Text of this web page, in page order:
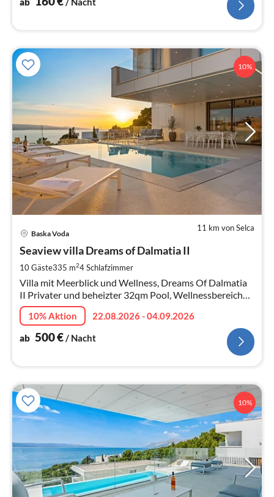
10%
11 km von Selca
Baska Voda
Seaview villa Dreams of Dalmatia II
10 Gäste335 m24Schlafzimmer
Villa mit Meerblick und Wellness, Dreams Of Dalmatia
II Privater und beheizter 32qm Pool, Wellnessbereich
mit Hot-Tub, Fitnessraum, Kinoraum und 4 en-suite
Schlafzimmer, 230m vom Strand entfernt
10% Aktion
22.08.2026 - 04.09.2026
ab 500€/ Nacht
10%